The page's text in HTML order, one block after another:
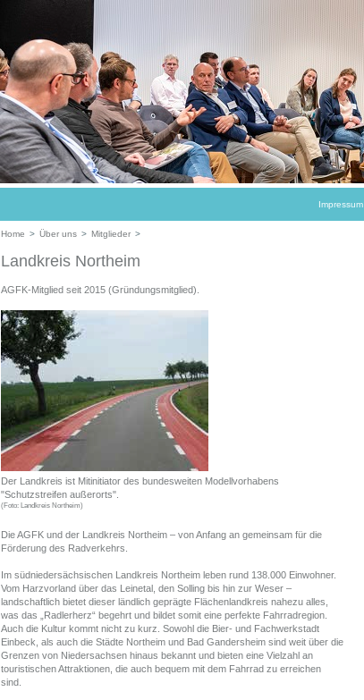
Impressum
Home > Über uns > Mitglieder >
Landkreis Northeim
AGFK-Mitglied seit 2015 (Gründungsmitglied).
Der Landkreis ist Mitinitiator des bundesweiten Modellvorhabens
"Schutzstreifen außerorts".
(Foto: Landkreis Northeim)
Die AGFK und der Landkreis Northeim – von Anfang an gemeinsam für die
Förderung des Radverkehrs.
Im südniedersächsischen Landkreis Northeim leben rund 138.000 Einwohner.
Vom Harzvorland über das Leinetal, den Solling bis hin zur Weser –
landschaftlich bietet dieser ländlich geprägte Flächenlandkreis nahezu alles,
was das „Radlerherz“ begehrt und bildet somit eine perfekte Fahrradregion.
Auch die Kultur kommt nicht zu kurz. Sowohl die Bier- und Fachwerkstadt
Einbeck, als auch die Städte Northeim und Bad Gandersheim sind weit über die
Grenzen von Niedersachsen hinaus bekannt und bieten eine Vielzahl an
touristischen Attraktionen, die auch bequem mit dem Fahrrad zu erreichen
sind.